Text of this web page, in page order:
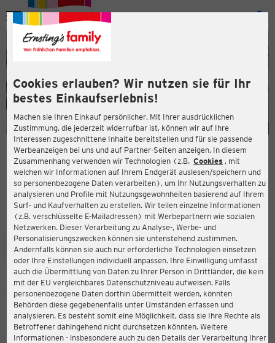
Cookies erlauben? Wir nutzen sie für Ihr
bestes Einkaufserlebnis!
Machen sie Ihren Einkauf persönlicher. Mit Ihrer ausdrücklichen
Zustimmung, die jederzeit widerrufbar ist, können wir auf Ihre
Interessen zugeschnittene Inhalte bereitstellen und für sie passende
Werbeanzeigen bei uns und auf Partner-Seiten anzeigen. In diesem
Zusammenhang verwenden wir Technologien (z.B. Cookies , mit
welchen wir Informationen auf Ihrem Endgerät auslesen/speichern und
so personenbezogene Daten verarbeiten), um Ihr Nutzungsverhalten zu
analysieren und Profile mit Nutzungsgewohnheiten basierend auf Ihrem
Surf- und Kaufverhalten zu erstellen. Wir teilen einzelne Informationen
(z.B. verschlüsselte E-Mailadressen) mit Werbepartnern wie sozialen
Netzwerken. Dieser Verarbeitung zu Analyse-, Werbe- und
Personalisierungszwecken können sie untenstehend zustimmen.
Andernfalls können sie auch nur erforderliche Technologien einsetzen
oder Ihre Einstellungen individuell anpassen. Ihre Einwilligung umfasst
auch die Übermittlung von Daten zu Ihrer Person in Drittländer, die kein
mit der EU vergleichbares Datenschutzniveau aufweisen. Falls
personenbezogene Daten dorthin übermittelt werden, könnten
Behörden diese gegebenenfalls unter Umständen erfassen und
analysieren. Es besteht somit eine Möglichkeit, dass sie Ihre Rechte als
Betroffener dahingehend nicht durchsetzen könnten. Weitere
Informationen - insbesondere auch zu den Details der Verarbeitung Ihrer
Menü
ERNSTING'S FAMILY FILIALE
Klein Kienitzer Straße 2
15834 Rangsdorf
3,8
Bewertung:
STANDORT SERVICES SORTIMENT AKTIONEN
Ernsting's family
Klein Kienitzer Straße 2, 15834 Rangsdorf